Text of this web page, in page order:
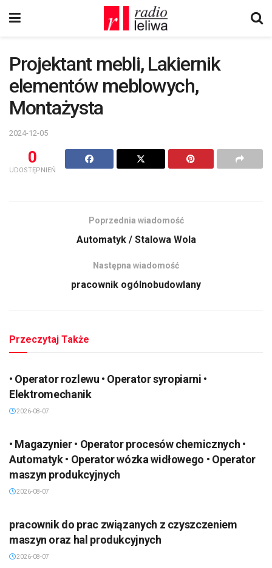
Projektant mebli, Lakiernik
elementów meblowych,
Montażysta
2024-12-05
0
UDOSTĘPNIEŃ
Poprzednia wiadomość
Automatyk / Stalowa Wola
Następna wiadomość
pracownik ogólnobudowlany
Przeczytaj Także
• Operator rozlewu • Operator syropiarni •
Elektromechanik
2026-08-07
• Magazynier • Operator procesów chemicznych •
Automatyk • Operator wózka widłowego • Operator
maszyn produkcyjnych
2026-08-07
pracownik do prac związanych z czyszczeniem
maszyn oraz hal produkcyjnych
2026-08-07